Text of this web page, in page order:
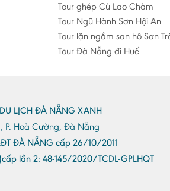
Tour ghép Cù Lao Chàm
Tour Ngũ Hành Sơn Hội An
Tour lặn ngắm san hô Sơn
Tour Đà Nẵng đi Huế
LỊCH ĐÀ NẴNG XANH
P. Hoà Cường, Đà Nẵng
ĐÀ NẴNG cấp 26/10/2011
lần 2: 48-145/2020/TCDL-GPLHQT